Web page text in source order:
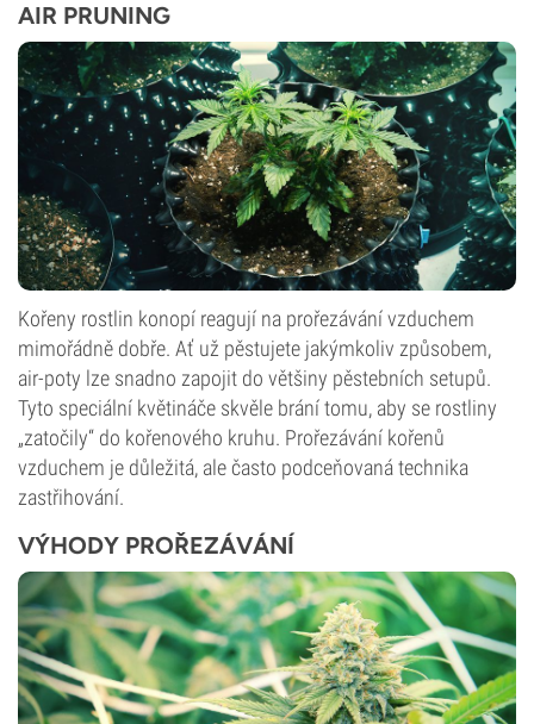
AIR PRUNING
Kořeny rostlin konopí reagují na prořezávání vzduchem
mimořádně dobře. Ať už pěstujete jakýmkoliv způsobem,
air-poty lze snadno zapojit do většiny pěstebních setupů.
Tyto speciální květináče skvěle brání tomu, aby se rostliny
„zatočily“ do kořenového kruhu. Prořezávání kořenů
vzduchem je důležitá, ale často podceňovaná technika
zastřihování.
VÝHODY PROŘEZÁVÁNÍ